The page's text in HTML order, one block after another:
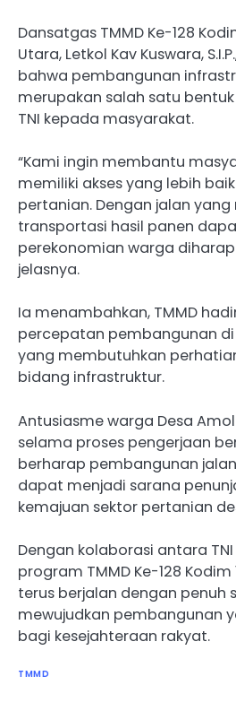
Dansatgas TMMD Ke-128
Utara, Letkol Kav Kuswara,
bahwa pembangunan
merupakan salah satu
TNI kepada masyarakat.
“Kami ingin membantu
memiliki akses yang lebih
pertanian. Dengan jalan
transportasi hasil panen
perekonomian warga
jelasnya.
Ia menambahkan, TMMD
percepatan pembangunan
yang membutuhkan
bidang infrastruktur.
Antusiasme warga Desa
selama proses pengerjaan
berharap pembangunan
dapat menjadi sarana
kemajuan sektor pertanian
Dengan kolaborasi antara
program TMMD Ke-128
terus berjalan dengan penuh
mewujudkan pembangunan
bagi kesejahteraan rakyat.
TMMD